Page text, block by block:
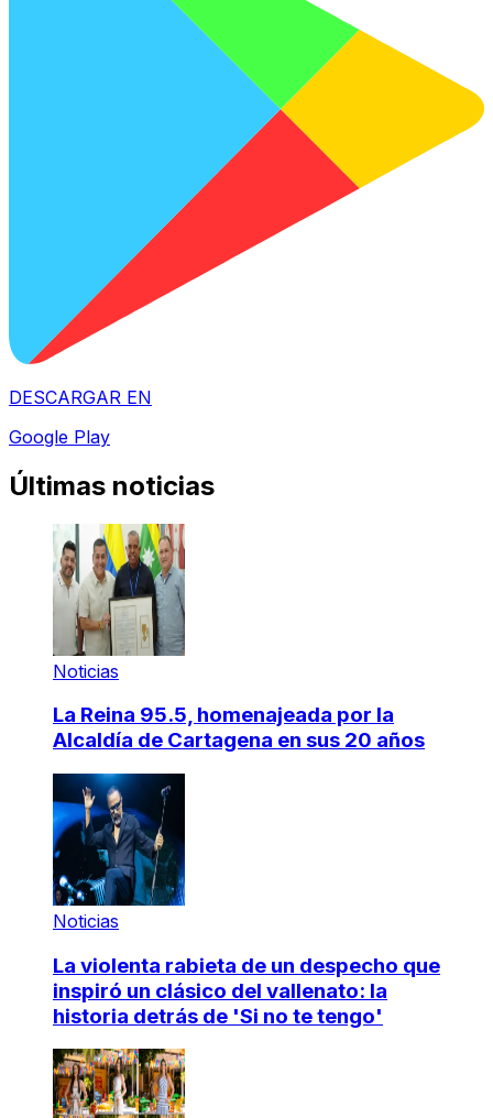
DESCARGAR EN
Google Play
Últimas noticias
Noticias
La Reina 95.5, homenajeada por la
Alcaldía de Cartagena en sus 20 años
Noticias
La violenta rabieta de un despecho que
inspiró un clásico del vallenato: la
historia detrás de 'Si no te tengo'